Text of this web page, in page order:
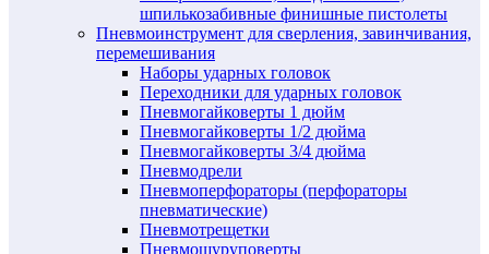
шпилькозабивные финишные пистолеты
Пневмоинструмент для сверления, завинчивания,
перемешивания
Наборы ударных головок
Переходники для ударных головок
Пневмогайковерты 1 дюйм
Пневмогайковерты 1/2 дюйма
Пневмогайковерты 3/4 дюйма
Пневмодрели
Пневмоперфораторы (перфораторы
пневматические)
Пневмотрещетки
Пневмошуруповерты